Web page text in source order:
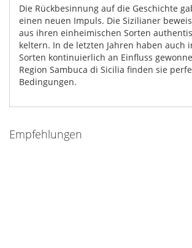
Die Rückbesinnung auf die Geschichte
einen neuen Impuls. Die Sizilianer
aus ihren einheimischen Sorten
keltern. In de letzten Jahren haben auch
Sorten kontinuierlich an Einfluss
Region Sambuca di Sicilia finden sie
Bedingungen.
Empfehlungen